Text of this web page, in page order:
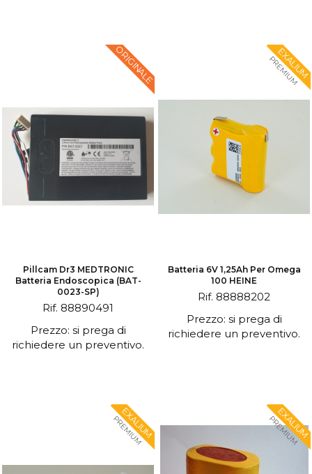
ORIGINALE
Pillcam Dr3 MEDTRONIC
Batteria Endoscopica (BAT-
0023-SP)
Rif. 88890491
Prezzo: si prega di
richiedere un preventivo.
EXALIUM
PREMIUM
Batteria 6V 1,25Ah Per Omega
100 HEINE
Rif. 88888202
Prezzo: si prega di
richiedere un preventivo.
EXALIUM
PREMIUM EXALIUM
PREMIUM